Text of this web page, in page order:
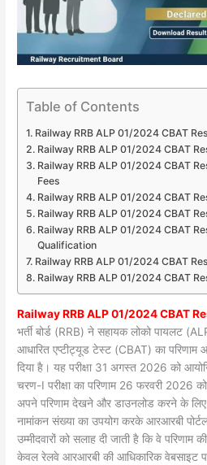
Table of Contents
Railway RRB ALP 01/2024 CBAT
Railway RRB ALP 01/2024 CBAT
Railway RRB ALP 01/2024 CBAT
Fees
Railway RRB ALP 01/2024 CBAT
Railway RRB ALP 01/2024 CBAT
Railway RRB ALP 01/2024 CBAT
Qualification
Railway RRB ALP 01/2024 CBAT
Railway RRB ALP 01/2024 CBAT
Railway RRB ALP 01/2024 CBAT
भर्ती बोर्ड (RRB) ने सहायक लोको पायलट
आधारित एप्टीट्यूड टेस्ट (CBAT) का परिणाम
दिया है। यह परीक्षा 31 अगस्त 2026 को
चरण-I परीक्षा का परिणाम 26 फरवरी 2026 को
अपने परिणाम देखने और डाउनलोड करने के लिए
नामांकन संख्या का उपयोग करके आरआरबी
उम्मीदवारों को सलाह दी जाती है कि वे
केवल रेलवे आरआरबी की आधिकारिक वेबसाइट